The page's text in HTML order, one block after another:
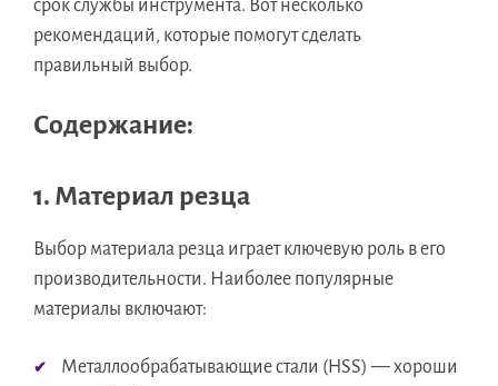
срок службы инструмента. Вот несколько
рекомендаций, которые помогут сделать
правильный выбор.
Содержание:
1. Материал резца
Выбор материала резца играет ключевую роль в его
производительности. Наиболее популярные
материалы включают:
Металлообрабатывающие стали (HSS) — хороши